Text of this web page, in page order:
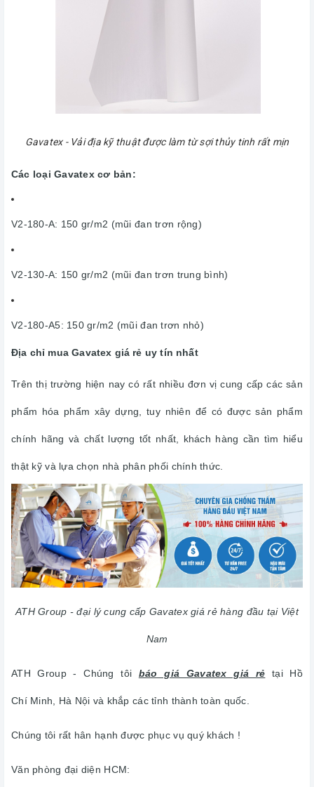
Gavatex - Vải địa kỹ thuật được làm từ sợi thủy tinh rất mịn
Các loại Gavatex cơ bản:
V2-180-A: 150 gr/m2 (mũi đan trơn rộng)
V2-130-A: 150 gr/m2 (mũi đan trơn trung bình)
V2-180-A5: 150 gr/m2 (mũi đan trơn nhỏ)
Địa chỉ mua Gavatex giá rẻ uy tín nhất
Trên thị trường hiện nay có rất nhiều đơn vị cung cấp các sản
phẩm hóa phẩm xây dựng, tuy nhiên để có được sản phẩm
chính hãng và chất lượng tốt nhất, khách hàng cần tìm hiểu
thật kỹ và lựa chọn nhà phân phối chính thức.
ATH Group - đại lý cung cấp Gavatex giá rẻ hàng đầu tại Việt
Nam
ATH Group - Chúng tôi báo giá Gavatex giá rẻ tại Hồ
Chí Minh, Hà Nội và khắp các tỉnh thành toàn quốc.
Chúng tôi rất hân hạnh được phục vụ quý khách !
Văn phòng đại diện HCM: